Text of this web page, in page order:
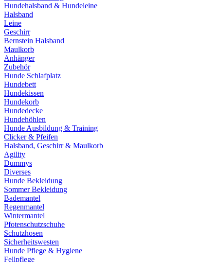
Hundehalsband & Hundeleine
Halsband
Leine
Geschirr
Bernstein Halsband
Maulkorb
Anhänger
Zubehör
Hunde Schlafplatz
Hundebett
Hundekissen
Hundekorb
Hundedecke
Hundehöhlen
Hunde Ausbildung & Training
Clicker & Pfeifen
Halsband, Geschirr & Maulkorb
Agility
Dummys
Diverses
Hunde Bekleidung
Sommer Bekleidung
Bademantel
Regenmantel
Wintermantel
Pfotenschutzschuhe
Schutzhosen
Sicherheitswesten
Hunde Pflege & Hygiene
Fellpflege